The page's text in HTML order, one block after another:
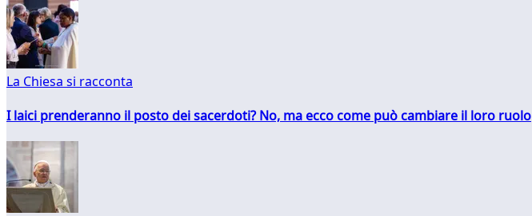
La Chiesa si racconta
I laici prenderanno il posto dei sacerdoti? No, ma ecco come può cambiare il loro ruolo